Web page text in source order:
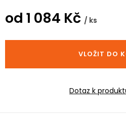
od 1 084 Kč / ks
cena:
VLOŽIT DO
Dotaz k